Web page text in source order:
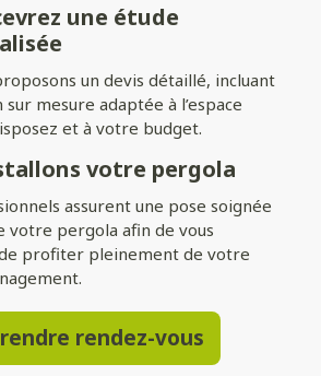
options de
parois pour vous protéger du vent,
pour profiter d’agréables soirées, ou
absolu en toute saison.
une étude
un devis détaillé, incluant
mesure adaptée à l’espace
et à votre budget.
votre pergola
assurent une pose soignée
votre pergola afin de vous
profiter pleinement de votre
rendez-vous